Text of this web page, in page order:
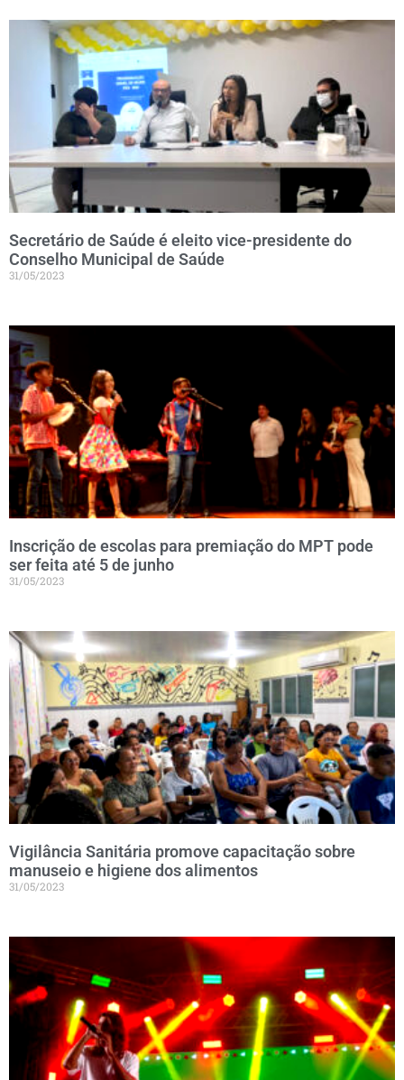
Secretário de Saúde é eleito vice-presidente do
Conselho Municipal de Saúde
31/05/2023
Inscrição de escolas para premiação do MPT pode
ser feita até 5 de junho
31/05/2023
Vigilância Sanitária promove capacitação sobre
manuseio e higiene dos alimentos
31/05/2023